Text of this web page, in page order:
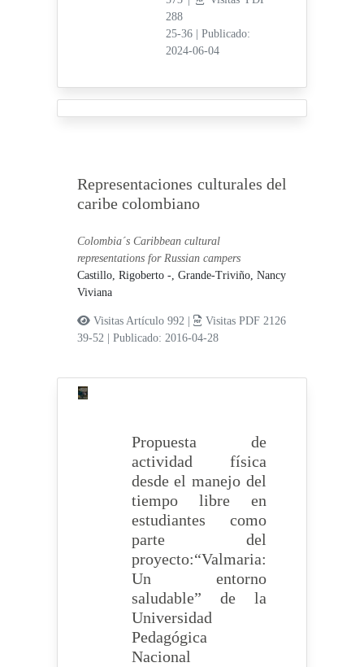
288
25-36
Publicado:
2024-06-04
Representaciones culturales del
caribe colombiano
Colombia´s Caribbean cultural
representations for Russian campers
Castillo, Rigoberto -,Grande-Triviño, Nancy
Viviana
Visitas Artículo 992 |
Visitas PDF 2126
39-52
|Publicado: 2016-04-28
Propuesta de
actividad física
desde el manejo del
tiempo libre en
estudiantes como
parte del
proyecto:“Valmaria:
Un entorno
saludable” de la
Universidad
Pedagógica
Nacional